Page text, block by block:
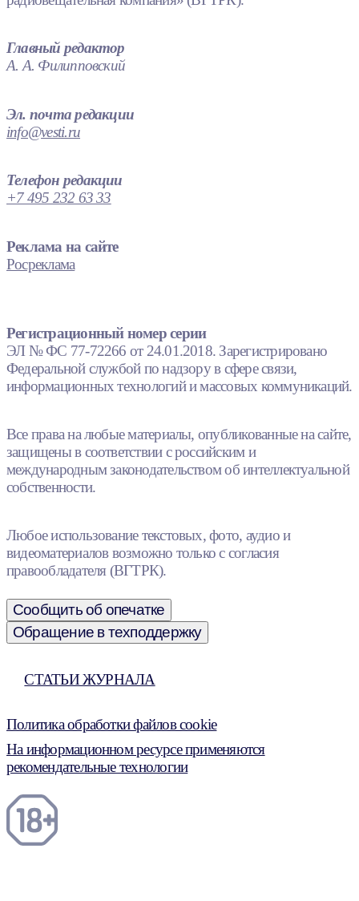
Главный редактор
А. А. Филипповский
Эл. почта редакции
info@vesti.ru
Телефон редакции
+7 495 232 63 33
Реклама на сайте
Росреклама
Регистрационный номер серии
ЭЛ № ФС 77-72266 от 24.01.2018. Зарегистрировано
Федеральной службой по надзору в сфере связи,
информационных технологий и массовых коммуникаций.
Все права на любые материалы, опубликованные на сайте,
защищены в соответствии с российским и
международным законодательством об интеллектуальной
собственности.
Любое использование текстовых, фото, аудио и
видеоматериалов возможно только с согласия
правообладателя (ВГТРК).
Сообщить об опечатке
Обращение в техподдержку
СТАТЬИ ЖУРНАЛА
Политика обработки файлов cookie
На информационном ресурсе применяются
рекомендательные технологии